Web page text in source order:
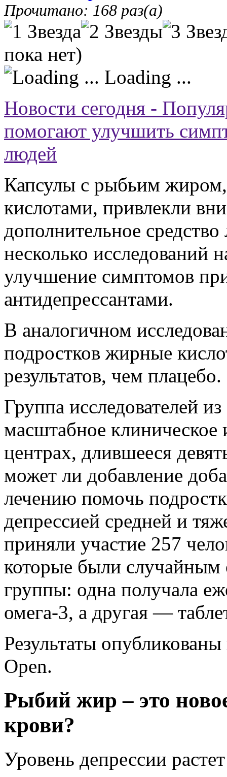
Прочитано: 168 раз(а)
пока нет)
Loading ...
Новости сегодня -
помогают улучшить
людей
Капсулы с рыбьим
кислотами, привлекли
дополнительное
несколько исследований
улучшение симптомов
антидепрессантами.
В аналогичном
подростков жирные
результатов, чем плацебо.
Группа исследователей
масштабное клиническое
центрах, длившееся
может ли добавление
лечению помочь
депрессией средней и
приняли участие 257
которые были случайным
группы: одна получала
омега-3, а другая —
Результаты
Open.
Рыбий жир – это
крови?
Уровень депрессии